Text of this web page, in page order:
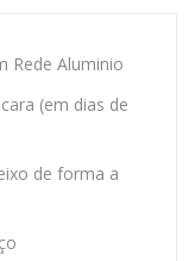
Rede Aluminio
(em dias de
de forma a